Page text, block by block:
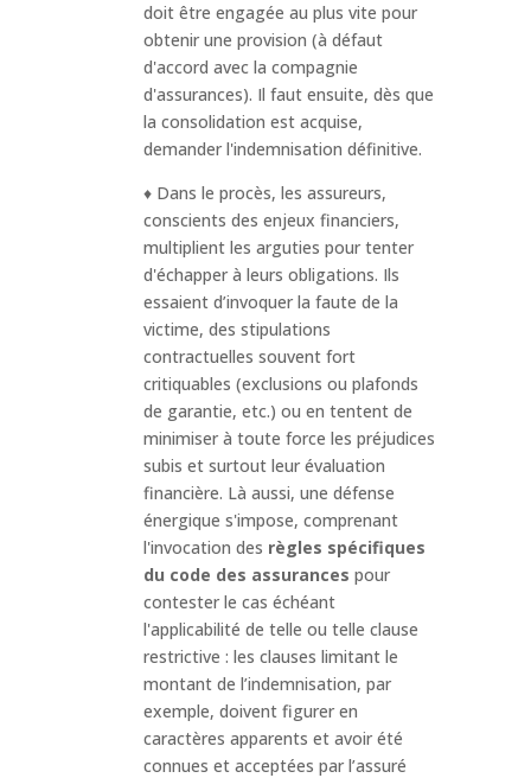
doit être engagée au plus vite pour
obtenir une provision (à défaut
d'accord avec la compagnie
d'assurances). Il faut ensuite, dès que
la consolidation est acquise,
demander l'indemnisation définitive.
♦ Dans le procès, les assureurs,
conscients des enjeux financiers,
multiplient les arguties pour tenter
d'échapper à leurs obligations. Ils
essaient d’invoquer la faute de la
victime, des stipulations
contractuelles souvent fort
critiquables (exclusions ou plafonds
de garantie, etc.) ou en tentent de
minimiser à toute force les préjudices
subis et surtout leur évaluation
financière. Là aussi, une défense
énergique s'impose, comprenant
l'invocation des règles spécifiques
du code des assurances pour
contester le cas échéant
l'applicabilité de telle ou telle clause
restrictive : les clauses limitant le
montant de l’indemnisation, par
exemple, doivent figurer en
caractères apparents et avoir été
connues et acceptées par l’assuré